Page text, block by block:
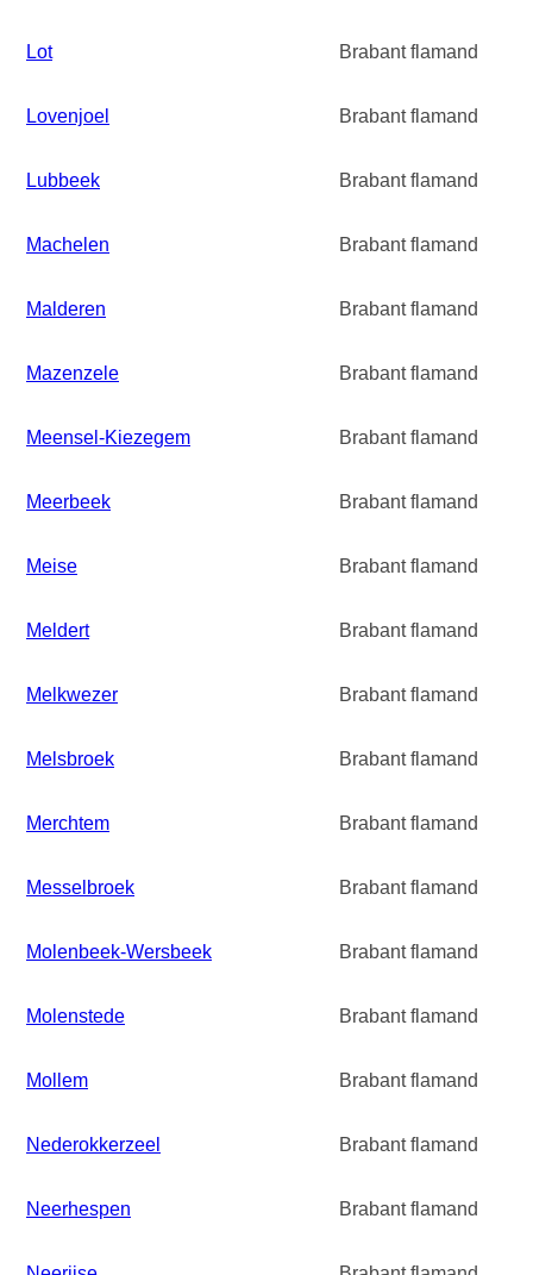
Lot Brabant flamand
Lovenjoel Brabant flamand
Lubbeek Brabant flamand
Machelen Brabant flamand
Malderen Brabant flamand
Mazenzele Brabant flamand
Meensel-Kiezegem Brabant flamand
Meerbeek Brabant flamand
Meise Brabant flamand
Meldert Brabant flamand
Melkwezer Brabant flamand
Melsbroek Brabant flamand
Merchtem Brabant flamand
Messelbroek Brabant flamand
Molenbeek-Wersbeek Brabant flamand
Molenstede Brabant flamand
Mollem Brabant flamand
Nederokkerzeel Brabant flamand
Neerhespen Brabant flamand